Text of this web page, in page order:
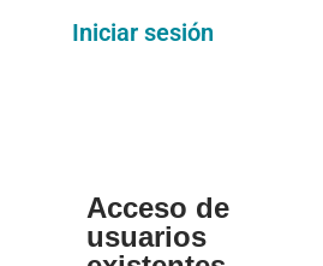
Iniciar sesión
Acceso de
usuarios